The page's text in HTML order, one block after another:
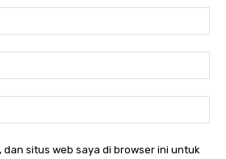
dan situs web saya di browser ini untuk